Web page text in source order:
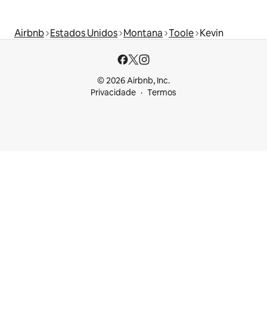
Airbnb Estados Unidos Montana Toole Kevin
© 2026 Airbnb, Inc.
Privacidade
Termos